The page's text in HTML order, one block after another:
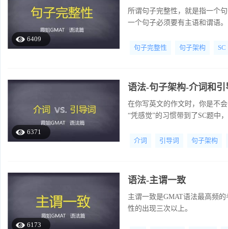
6409
所谓句子完整性，就是指一个
一个句子必须要有主语和谓语。
句子完整性 句子架构 SC
6371
语法-句子架构-介词和引
在你写英文的作文时，你是不
“凭感觉”的习惯带到了SC题中
介词 引导词 句子架构
6173
语法-主谓一致
主谓一致是GMAT语法最高频
性的出现三次以上。